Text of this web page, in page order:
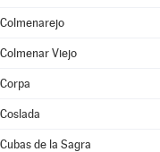
Colmenarejo
Colmenar Viejo
Corpa
Coslada
Cubas de la Sagra